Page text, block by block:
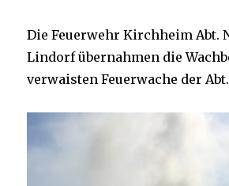
Die Feuerwehr Kirchheim Abt.
Lindorf übernahmen die
verwaisten Feuerwache der